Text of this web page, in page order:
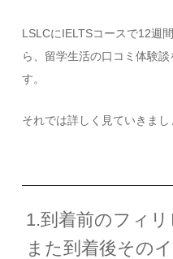
LSLCにIELTSコースで12週
ら、留学生活の口コミ体験
す。
それでは詳しく見ていきまし
1.到着前のフィ
また到着後その